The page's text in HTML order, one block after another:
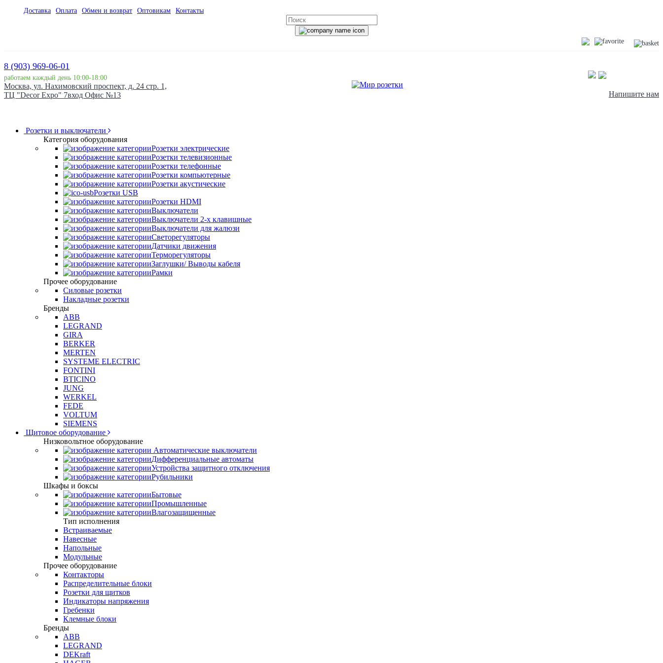
Доставка Оплата Обмен и возврат Оптовикам Контакты
8 (903) 969-06-01
работаем каждый день 10:00-18:00
Москва, ул. Нахимовский проспект, д. 24 стр. 1,
ТЦ "Decor Expo" 7вход Офис №13
Напишите нам
Розетки и выключатели
Категория оборудования
Розетки электрические
Розетки телевизионные
Розетки телефонные
Розетки компьютерные
Розетки акустические
Розетки USB
Розетки HDMI
Выключатели
Выключатели 2-х клавишные
Выключатели для жалюзи
Светорегуляторы
Датчики движения
Терморегуляторы
Заглушки/ Выводы кабеля
Рамки
Прочее оборудование
Силовые розетки
Накладные розетки
Бренды
ABB
LEGRAND
GIRA
BERKER
MERTEN
SYSTEME ELECTRIC
FONTINI
BTICINO
JUNG
WERKEL
FEDE
VOLTUM
SIEMENS
Щитовое оборудование
Низковольтное оборудование
Автоматические выключатели
Дифференциальные автоматы
Устройства защитного отключения
Рубильники
Шкафы и боксы
Бытовые
Промышленные
Влагозащищенные
Тип исполнения
Встраиваемые
Навесные
Напольные
Модульные
Прочее оборудование
Контакторы
Распределительные блоки
Розетки для щитков
Индикаторы напряжения
Гребенки
Клемные блоки
Бренды
ABB
LEGRAND
DEKraft